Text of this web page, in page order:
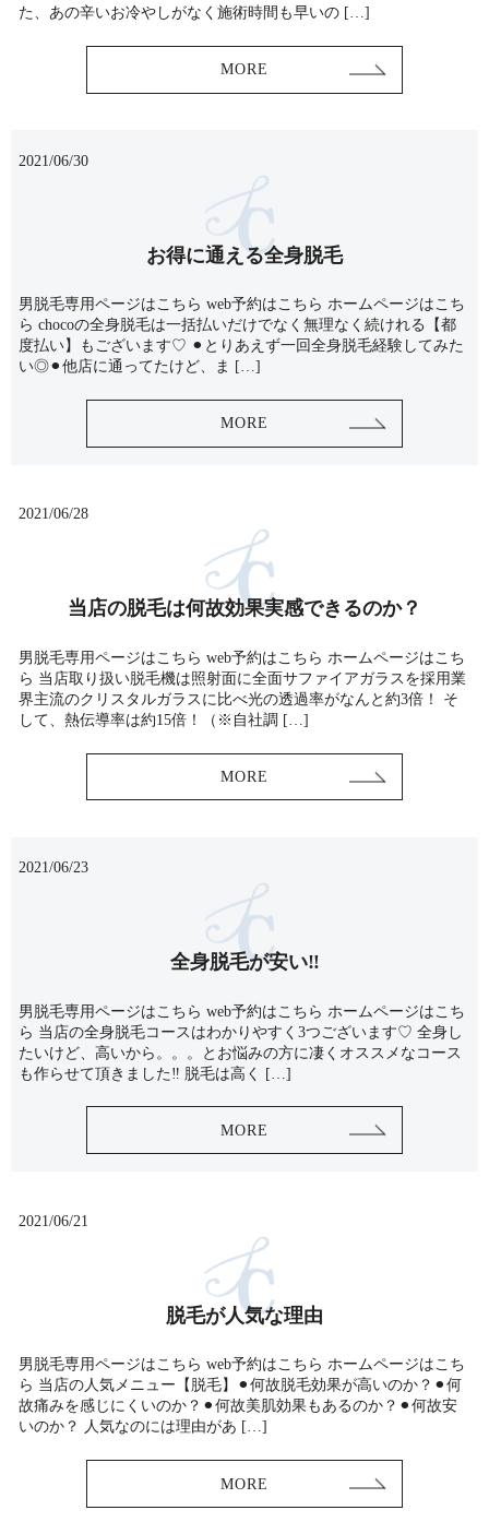
た、あの辛いお冷やしがなく施術時間も早いの […]
MORE
2021/06/30
お得に通える全身脱毛
男脱毛専用ページはこちら web予約はこちら ホームページはこち
ら chocoの全身脱毛は一括払いだけでなく無理なく続けれる【都
度払い】もございます♡ ⚫︎とりあえず一回全身脱毛経験してみた
い◎⚫︎他店に通ってたけど、ま […]
MORE
2021/06/28
当店の脱毛は何故効果実感できるのか？
男脱毛専用ページはこちら web予約はこちら ホームページはこち
ら 当店取り扱い脱毛機は照射面に全面サファイアガラスを採用業
界主流のクリスタルガラスに比べ光の透過率がなんと約3倍！ そ
して、熱伝導率は約15倍！（※自社調 […]
MORE
2021/06/23
全身脱毛が安い‼️
男脱毛専用ページはこちら web予約はこちら ホームページはこち
ら 当店の全身脱毛コースはわかりやすく3つございます♡ 全身し
たいけど、高いから。。。とお悩みの方に凄くオススメなコース
も作らせて頂きました‼️ 脱毛は高く […]
MORE
2021/06/21
脱毛が人気な理由
男脱毛専用ページはこちら web予約はこちら ホームページはこち
ら 当店の人気メニュー【脱毛】⚫︎何故脱毛効果が高いのか？⚫︎何
故痛みを感じにくいのか？⚫︎何故美肌効果もあるのか？⚫︎何故安
いのか？ 人気なのには理由があ […]
MORE